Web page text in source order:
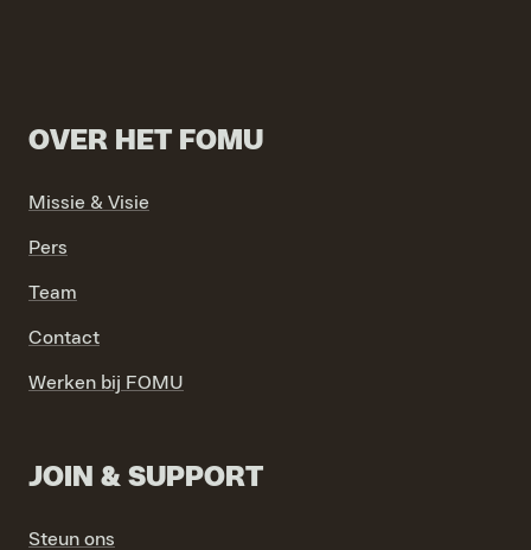
OVER HET FOMU
Missie & Visie
Pers
Team
Contact
Werken bij FOMU
JOIN & SUPPORT
Steun ons